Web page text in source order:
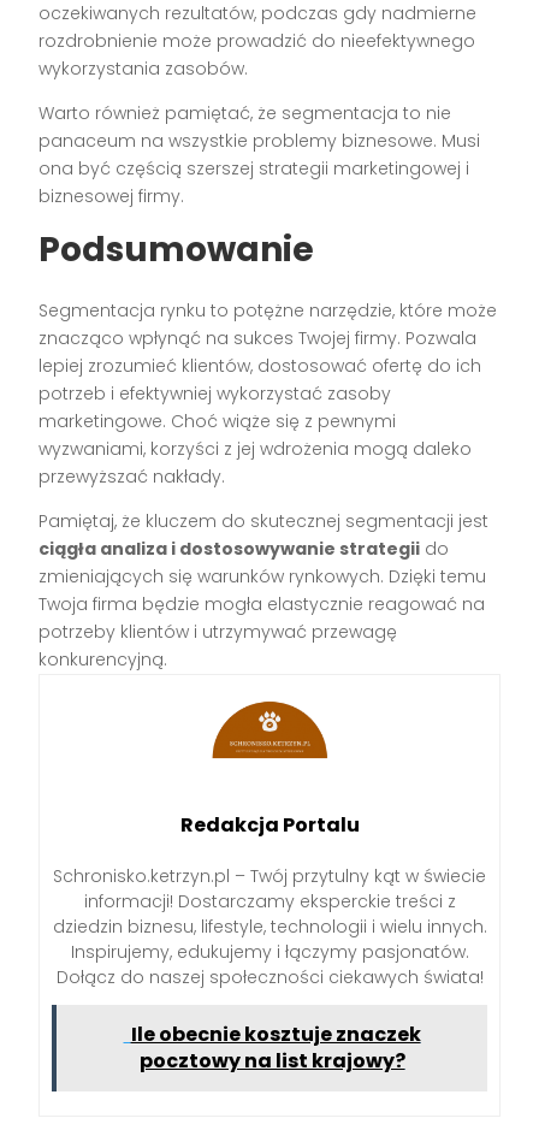
oczekiwanych rezultatów, podczas gdy nadmierne
rozdrobnienie może prowadzić do nieefektywnego
wykorzystania zasobów.
Warto również pamiętać, że segmentacja to nie
panaceum na wszystkie problemy biznesowe. Musi
ona być częścią szerszej strategii marketingowej i
biznesowej firmy.
Podsumowanie
Segmentacja rynku to potężne narzędzie, które może
znacząco wpłynąć na sukces Twojej firmy. Pozwala
lepiej zrozumieć klientów, dostosować ofertę do ich
potrzeb i efektywniej wykorzystać zasoby
marketingowe. Choć wiąże się z pewnymi
wyzwaniami, korzyści z jej wdrożenia mogą daleko
przewyższać nakłady.
Pamiętaj, że kluczem do skutecznej segmentacji jest
ciągła analiza i dostosowywanie strategii do
zmieniających się warunków rynkowych. Dzięki temu
Twoja firma będzie mogła elastycznie reagować na
potrzeby klientów i utrzymywać przewagę
konkurencyjną.
Redakcja Portalu
Schronisko.ketrzyn.pl – Twój przytulny kąt w świecie
informacji! Dostarczamy eksperckie treści z
dziedzin biznesu, lifestyle, technologii i wielu innych.
Inspirujemy, edukujemy i łączymy pasjonatów.
Dołącz do naszej społeczności ciekawych świata!
Ile obecnie kosztuje znaczek
pocztowy na list krajowy?